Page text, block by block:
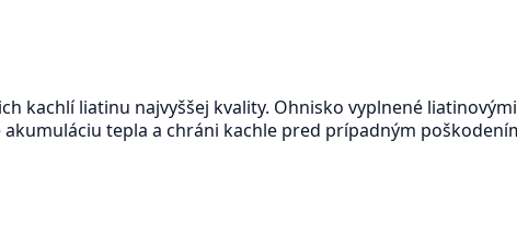
kachlí liatinu najvyššej kvality. Ohnisko vyplnené
tepla a chráni kachle pred prípadným